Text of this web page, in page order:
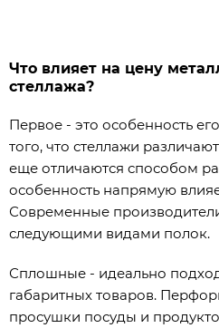
Что влияет на цену
стеллажа?
Первое - это особенность
того, что стеллажи
еще отличаются способом
особенность напрямую
Современные
следующими видами полок.
Сплошные - идеально
габаритных товаров.
просушки посуды и